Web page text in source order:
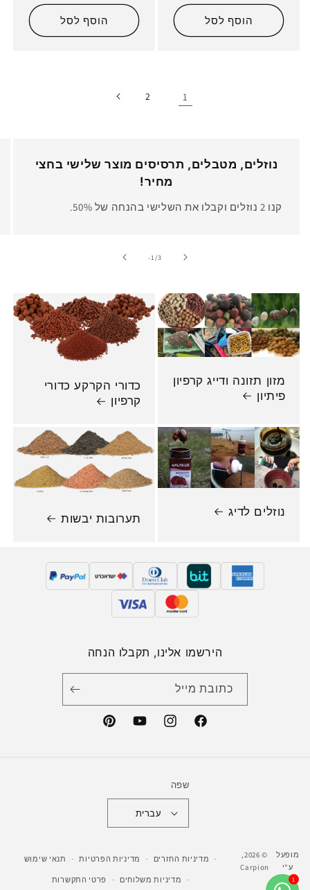
הוסף לסל הוסף לסל
2
נוזלים, מטבלים, תרסיסים מוצר שלישי בחצי
מחיר!
קנו 2 נוזלים וקבלו את השלישי בהנחה של 50%.
-1/
מתוך
3
מזון תזונה ודייג קרפיון
פיתיון
כדורי הקרקע כדורי
קרפיון
נוזלים לדיג
תערובות יבשות
הירשמו אלינו, תקבלו הנחה
כתובת מייל
Facebook
Instagram
YouTube
Pinterest
שפה
עברית
© 2026,
Carpion
מופעל
ע"י
מדיניות החזרים מדיניות הפרטיות תנאי שימוש
מדיניות משלוחים פרטי התקשרות